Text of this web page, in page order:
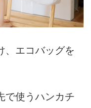
、エコバッグを
で使うハンカチ